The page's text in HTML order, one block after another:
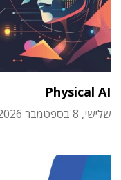
Physical AI
שלישי, 8 בספטמבר 2026